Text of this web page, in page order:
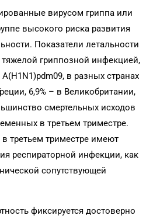
вирусом гриппа или
высокого риска развития
Показатели летальности
гриппозной инфекцией,
в разных странах
6,9% – в Великобритании,
смертельных исходов
в третьем триместре.
третьем триместре имеют
респираторной инфекции, как
сопутствующей
фиксируется достоверно